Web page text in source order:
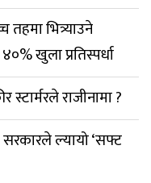
तहमा भित्र्याउने
खुला प्रतिस्पर्धा
स्टार्मरले राजीनामा ?
ल्यायो ‘सफ्ट